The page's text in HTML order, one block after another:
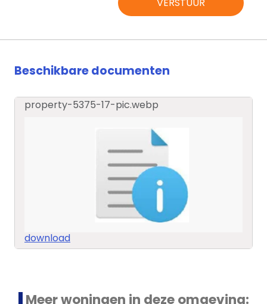
VERSTUUR
Beschikbare documenten
property-5375-17-pic.webp
download
Meer woningen in deze omgeving: